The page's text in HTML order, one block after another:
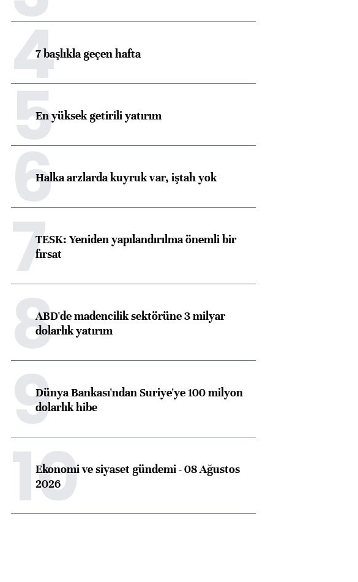
47 başlıkla geçen hafta
5En yüksek getirili yatırım
6Halka arzlarda kuyruk var, iştah yok
7TESK: Yeniden yapılandırılma önemli bir
fırsat
8ABD'de madencilik sektörüne 3 milyar
dolarlık yatırım
9Dünya Bankası'ndan Suriye'ye 100 milyon
dolarlık hibe
10
Ekonomi ve siyaset gündemi - 08 Ağustos
2026